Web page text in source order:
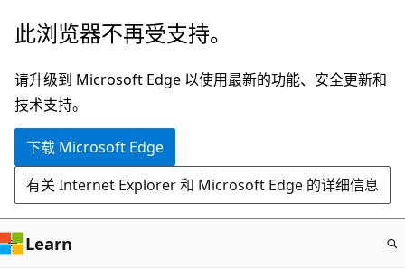
跳
主
要
内
此浏览器不再受支持。
请升级到 Microsoft Edge 以使用最新的功能、安全更新和
技术支持。
下载 Microsoft Edge
有关 Internet Explorer 和 Microsoft Edge 的详细信息
Learn